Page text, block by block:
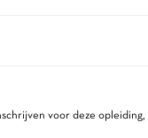
voor deze opleiding,